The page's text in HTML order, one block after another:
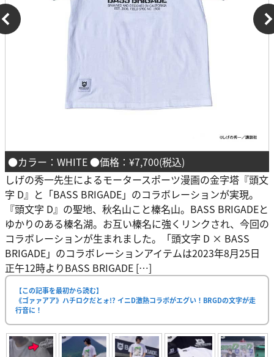
●カラー：WHITE ●価格：¥7,700(税込)
しげの秀一先生によるモータースポーツ漫画の金字塔『頭文
字 D』と「BASS BRIGADE」のコラボレーションが実現。
『頭文字 D』の聖地、秋名山こと榛名山。BASS BRIGADEと
ゆかりのある榛名湖。お互い榛名に強くリンクされ、今回の
コラボレーションが生まれました。「頭文字 D × BASS
BRIGADE」のコラボレーションアイテムは2023年8月25日
正午12時よりBASS BRIGADE […]
【この記事を最初から読む】
《ゴァァアア》ハチロクだとォ!? イニD激熱コラボがエグい！BRGDの文字が走
行音に！